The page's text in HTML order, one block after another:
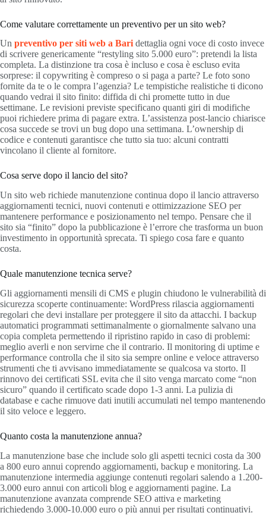
Come valutare correttamente un preventivo per un sito web?
Un preventivo per siti web a Bari dettaglia ogni voce di costo invece
di scrivere genericamente “restyling sito 5.000 euro”: pretendi la lista
completa. La distinzione tra cosa è incluso e cosa è escluso evita
sorprese: il copywriting è compreso o si paga a parte? Le foto sono
fornite da te o le compra l’agenzia? Le tempistiche realistiche ti dicono
quando vedrai il sito finito: diffida di chi promette tutto in due
settimane. Le revisioni previste specificano quanti giri di modifiche
puoi richiedere prima di pagare extra. L’assistenza post-lancio chiarisce
cosa succede se trovi un bug dopo una settimana. L’ownership di
codice e contenuti garantisce che tutto sia tuo: alcuni contratti
vincolano il cliente al fornitore.
Cosa serve dopo il lancio del sito?
Un sito web richiede manutenzione continua dopo il lancio attraverso
aggiornamenti tecnici, nuovi contenuti e ottimizzazione SEO per
mantenere performance e posizionamento nel tempo. Pensare che il
sito sia “finito” dopo la pubblicazione è l’errore che trasforma un buon
investimento in opportunità sprecata. Ti spiego cosa fare e quanto
costa.
Quale manutenzione tecnica serve?
Gli aggiornamenti mensili di CMS e plugin chiudono le vulnerabilità di
sicurezza scoperte continuamente: WordPress rilascia aggiornamenti
regolari che devi installare per proteggere il sito da attacchi. I backup
automatici programmati settimanalmente o giornalmente salvano una
copia completa permettendo il ripristino rapido in caso di problemi:
meglio averli e non servirne che il contrario. Il monitoring di uptime e
performance controlla che il sito sia sempre online e veloce attraverso
strumenti che ti avvisano immediatamente se qualcosa va storto. Il
rinnovo dei certificati SSL evita che il sito venga marcato come “non
sicuro” quando il certificato scade dopo 1-3 anni. La pulizia di
database e cache rimuove dati inutili accumulati nel tempo mantenendo
il sito veloce e leggero.
Quanto costa la manutenzione annua?
La manutenzione base che include solo gli aspetti tecnici costa da 300
a 800 euro annui coprendo aggiornamenti, backup e monitoring. La
manutenzione intermedia aggiunge contenuti regolari salendo a 1.200-
3.000 euro annui con articoli blog e aggiornamenti pagine. La
manutenzione avanzata comprende SEO attiva e marketing
richiedendo 3.000-10.000 euro o più annui per risultati continuativi.